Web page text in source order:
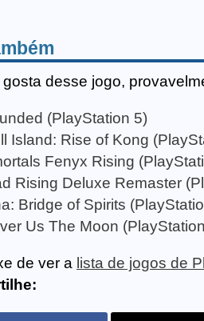
desse jogo,
(PlayStation 5)
Island: Rise of Kong
Fenyx Rising
Rising Deluxe Remaster
Bridge of Spirits
Us The Moon
de ver a lista de jogos de